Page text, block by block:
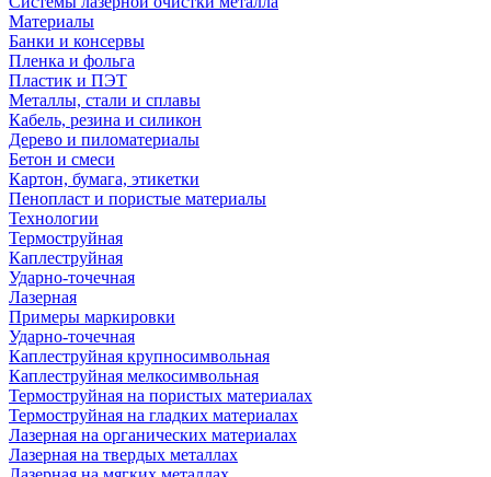
Материалы
Банки и консервы
Пленка и фольга
Пластик и ПЭТ
Металлы, стали и сплавы
Кабель, резина и силикон
Дерево и пиломатериалы
Бетон и смеси
Картон, бумага, этикетки
Пенопласт и пористые материалы
Технологии
Термоструйная
Каплеструйная
Ударно-точечная
Лазерная
Примеры маркировки
Ударно-точечная
Каплеструйная крупносимвольная
Каплеструйная мелкосимвольная
Термоструйная на пористых материалах
Термоструйная на гладких материалах
Лазерная на органических материалах
Лазерная на твердых металлах